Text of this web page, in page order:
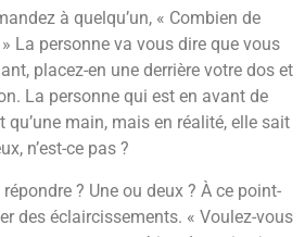
à quelqu’un, « Combien de
La personne va vous dire que vous
placez-en une derrière votre dos et
La personne qui est en avant de
main, mais en réalité, elle sait
n’est-ce pas ?
? Une ou deux ? À ce point-
des éclaircissements. « Voulez-vous